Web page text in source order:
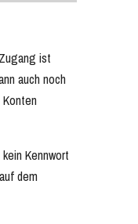
ist
auch noch
Kennwort
dem